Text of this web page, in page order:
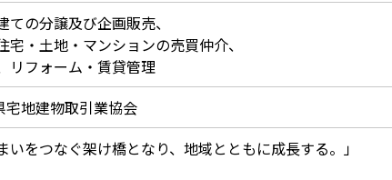
ての分譲及び企画販売、
宅・土地・マンションの売買仲介、
リフォーム・賃貸管理
宅地建物取引業協会
いをつなぐ架け橋となり、地域とともに成長する。」